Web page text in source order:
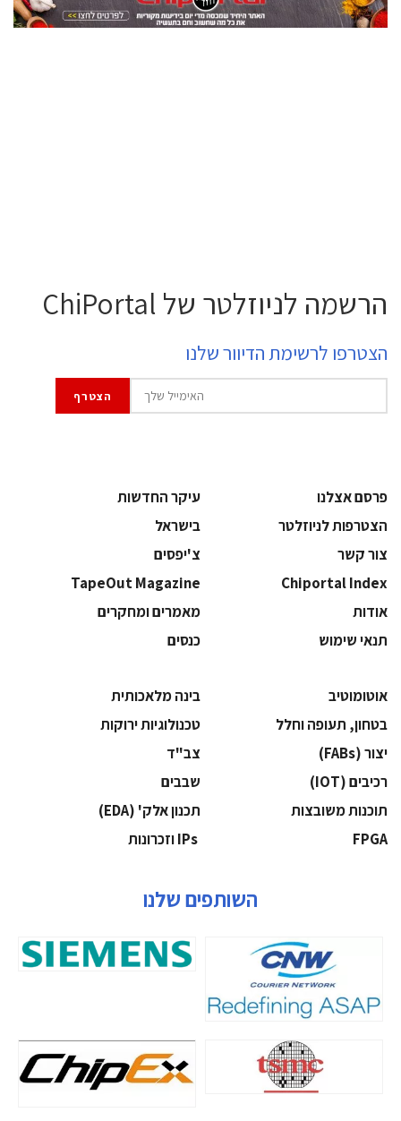
הרשמה לניוזלטר של ChiPortal
הצטרפו לרשימת הדיוור שלנו
פרסם אצלנו
עיקר החדשות
הצטרפות לניוזלטר
בישראל
צור קשר
צ'יפסים
Chiportal Index
TapeOut Magazine
אודות
מאמרים ומחקרים
תנאי שימוש
כנסים
אוטומוטיב
בינה מלאכותית
בטחון, תעופה וחלל
‫טכנולוגיות ירוקות‬
‫יצור (‪(FABs‬‬
‫צב"ד‬
‫רכיבים‬ (IOT)
‫שבבים‬
‫תוכנות משובצות‬
‫תכנון אלק' (‪(EDA‬‬
‫‪FPGA‬‬
השותפים שלנו